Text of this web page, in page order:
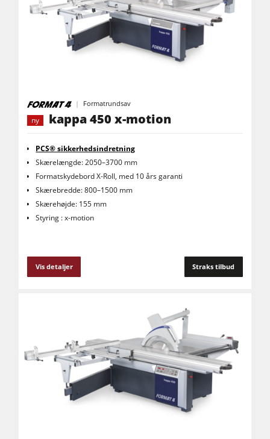
Formatrundsav
ny
kappa 450 x-motion
PCS® sikkerhedsindretning
Skærelængde: 2050–3700 mm
Formatskydebord X-Roll, med 10 års garanti
Skærebredde: 800–1500 mm
Skærehøjde: 155 mm
Styring : x-motion
Vis detaljer Straks tilbud